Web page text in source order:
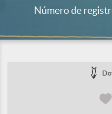
Número de